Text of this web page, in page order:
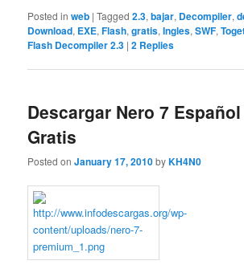
Posted in web |Tagged 2.3,bajar, Decompiler,
Download, EXE,Flash,gratis,Ingles,SWF,
Flash Decompiler 2.3 |2 Replies
Descargar Nero 7 Español
Gratis
Posted onJanuary 17, 2010byKH4N0